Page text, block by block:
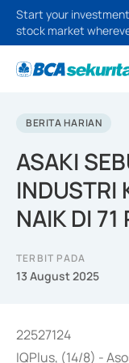
Start your
stock market
BERITA HARIAN
ASAKI
INDUSTRI
NAIK DI 71
TERBIT PADA
13 August 2025
22527124
IQPlus, (14/8) -